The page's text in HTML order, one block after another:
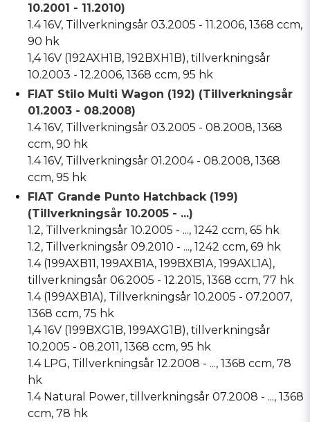
10.2001 - 11.2010)
1.4 16V, Tillverkningsår 03.2005 - 11.2006, 1368 ccm,
90 hk
1,4 16V (192AXH1B, 192BXH1B), tillverkningsår
10.2003 - 12.2006, 1368 ccm, 95 hk
FIAT Stilo Multi Wagon (192) (Tillverkningsår
01.2003 - 08.2008)
1.4 16V, Tillverkningsår 03.2005 - 08.2008, 1368
ccm, 90 hk
1.4 16V, Tillverkningsår 01.2004 - 08.2008, 1368
ccm, 95 hk
FIAT Grande Punto Hatchback (199)
(Tillverkningsår 10.2005 - ...)
1.2, Tillverkningsår 10.2005 - ..., 1242 ccm, 65 hk
1.2, Tillverkningsår 09.2010 - ..., 1242 ccm, 69 hk
1.4 (199AXB11, 199AXB1A, 199BXB1A, 199AXL1A),
tillverkningsår 06.2005 - 12.2015, 1368 ccm, 77 hk
1.4 (199AXB1A), Tillverkningsår 10.2005 - 07.2007,
1368 ccm, 75 hk
1,4 16V (199BXG1B, 199AXG1B), tillverkningsår
10.2005 - 08.2011, 1368 ccm, 95 hk
1.4 LPG, Tillverkningsår 12.2008 - ..., 1368 ccm, 78
hk
1.4 Natural Power, tillverkningsår 07.2008 - ..., 1368
ccm, 78 hk